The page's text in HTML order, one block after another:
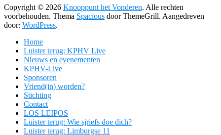
Copyright © 2026 Knooppunt het Vonderen. Alle rechten
voorbehouden. Thema Spacious door ThemeGrill. Aangedreven
door: WordPress.
Home
Luister terug: KPHV Live
Nieuws en evenementen
KPHV-Live
Sponsoren
Vriend(in) worden?
Stichting
Contact
LOS LEIPOS
Luister terug: Wie sjriefs doe dich?
Luister terug: Limburgse 11